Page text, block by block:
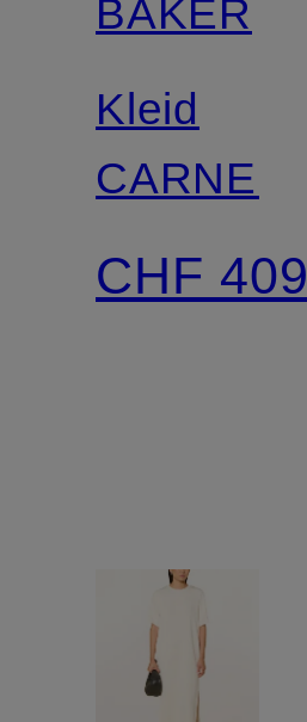
BAKER
Kleid
CARNELI
CHF 409